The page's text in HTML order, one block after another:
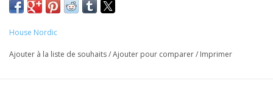
Matériaux
House Nordic
Ajouter à la liste de souhaits/Ajouter pour comparer/ Imprimer